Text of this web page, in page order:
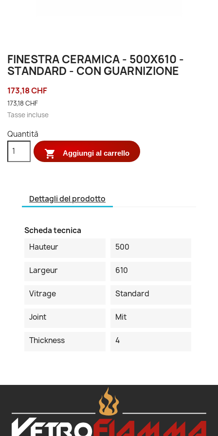
FINESTRA CERAMICA - 500X610 -
STANDARD - CON GUARNIZIONE
173,18 CHF
173,18 CHF
Tasse incluse
Quantità
 Aggiungi al carrello
Dettagli del prodotto
Scheda tecnica
Hauteur
500
Largeur 610
Vitrage Standard
Joint Mit
Thickness 4